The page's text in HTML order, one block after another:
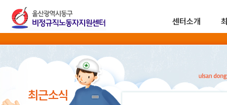
센터소개
최근소식